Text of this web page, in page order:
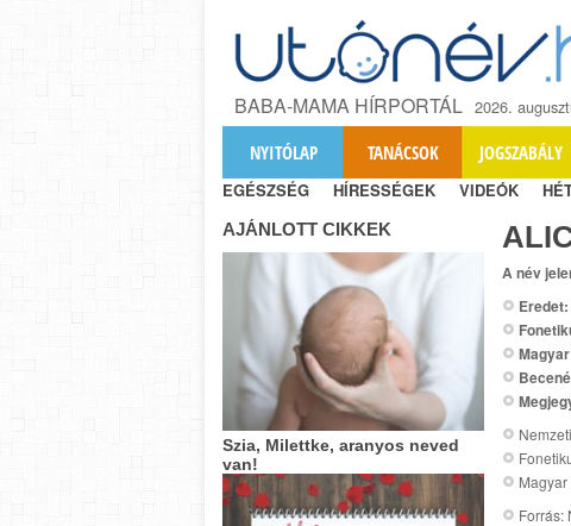
BABA-MAMA HÍRPORTÁL 2026.
NYITÓLAP TANÁCSOK JOGSZABÁLY
EGÉSZSÉG HÍRESSÉGEK VIDEÓK
A név
Eredet:
Forrás:
AJÁNLOTT CIKKEK
Szia, Milettke, aranyos neved
van!